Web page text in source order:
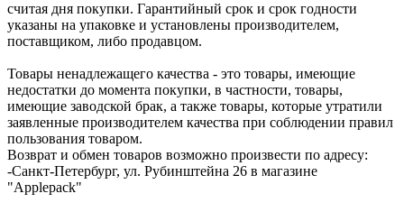
считая дня покупки. Гарантийный срок и срок годности
указаны на упаковке и установлены производителем,
поставщиком, либо продавцом.
Товары ненадлежащего качества - это товары, имеющие
недостатки до момента покупки, в частности, товары,
имеющие заводской брак, а также товары, которые утратили
заявленные производителем качества при соблюдении правил
пользования товаром.
Возврат и обмен товаров возможно произвести по адресу:
-Санкт-Петербург, ул. Рубинштейна 26 в магазине
"Applepack"